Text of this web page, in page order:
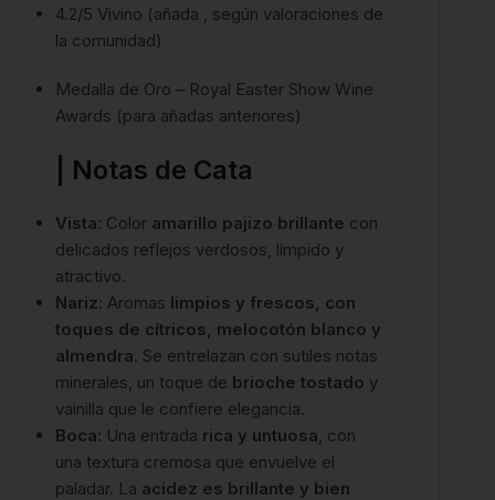
4.2/5 Vivino (añada , según valoraciones de
la comunidad)
Medalla de Oro – Royal Easter Show Wine
Awards (para añadas anteriores)
| Notas de Cata
Vista: Color amarillo pajizo brillante con
delicados reflejos verdosos, límpido y
atractivo.
Nariz: Aromas limpios y frescos, con
toques de cítricos, melocotón blanco y
almendra. Se entrelazan con sutiles notas
minerales, un toque de brioche tostado y
vainilla que le confiere elegancia.
Boca: Una entrada rica y untuosa, con
una textura cremosa que envuelve el
paladar. La acidez es brillante y bien